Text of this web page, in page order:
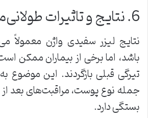
6. نتایج و تاثیرات طولانی‌مدت
نتایج لیزر سفیدی واژن معمولاً
باشد، اما برخی از بیماران ممکن
تیرگی قبلی بازگردند. این موضوع
جمله نوع پوست، مراقبت‌های بعد
بستگی دارد.